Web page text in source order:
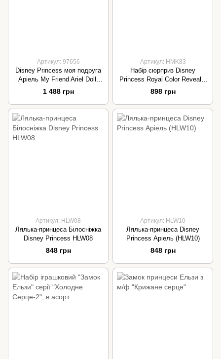
Артикул: 97656
Disney Princess моя подруга
Аріель My Friend Ariel Doll,
97656
1 488 грн
Артикул: HMK83
Набір сюрприз Disney
Princess Royal Color Reveal з
міні-лялькою принцесою
HMK83
898 грн
Артикул: HLW08
Лялька-принцеса Білосніжка
Disney Princess HLW08
848 грн
Артикул: HLW10
Лялька-принцеса Disney
Princess Аріель (HLW10)
848 грн